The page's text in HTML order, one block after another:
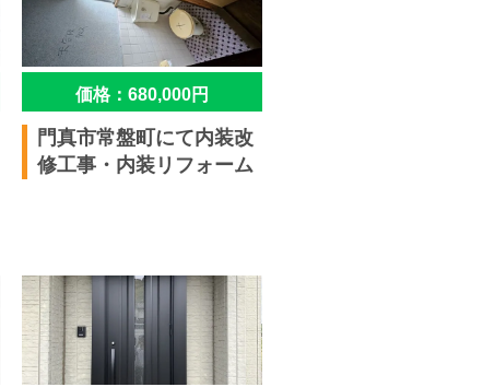
価格：680,000円
門真市常盤町にて内装改
修工事・内装リフォーム